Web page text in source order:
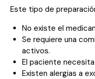
Este tipo de
No existe el
Se requiere una
activos.
El paciente
Existen alergias a